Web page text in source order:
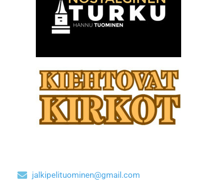
jalkipelituominen@gmail.com